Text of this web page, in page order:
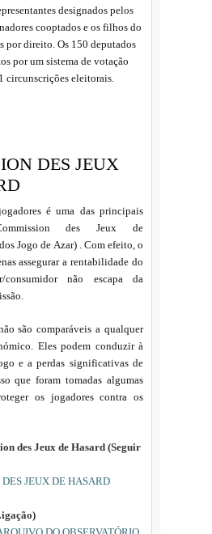
designados pelos
cooptados e os filhos do
por direito. Os 150 deputados
por um sistema de votação
circunscrições eleitorais.
DES JEUX
é uma das principais
des Jeux de
Jogo de Azar) . Com efeito, o
assegurar a rentabilidade do
não escapa da
são comparáveis a qualquer
Eles podem conduzir à
e a perdas significativas de
que foram tomadas algumas
os jogadores contra os
des Jeux de Hasard (Seguir